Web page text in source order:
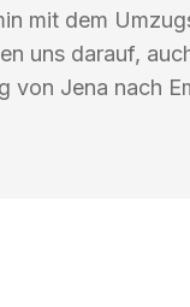
mit dem
uns darauf,
von Jena nach